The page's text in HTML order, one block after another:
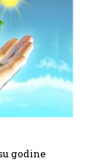
godine